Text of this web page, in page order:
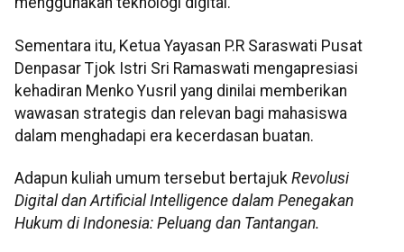
Sementara itu, Ketua Yayasan P.R Saraswati Pusat
Denpasar Tjok Istri Sri Ramaswati mengapresiasi
kehadiran Menko Yusril yang dinilai memberikan
wawasan strategis dan relevan bagi mahasiswa
dalam menghadapi era kecerdasan buatan.
Adapun kuliah umum tersebut bertajuk Revolusi
Digital dan Artificial Intelligence dalam Penegakan
Hukum di Indonesia: Peluang dan Tantangan.